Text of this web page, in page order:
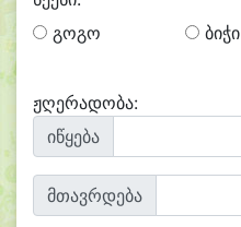
გოგო
ბიჭი
ჟღერადობა:
იწყება
მთავრდება